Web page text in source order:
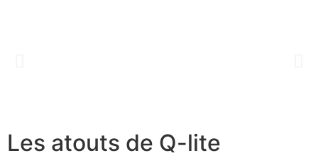
Les atouts de Q-lite